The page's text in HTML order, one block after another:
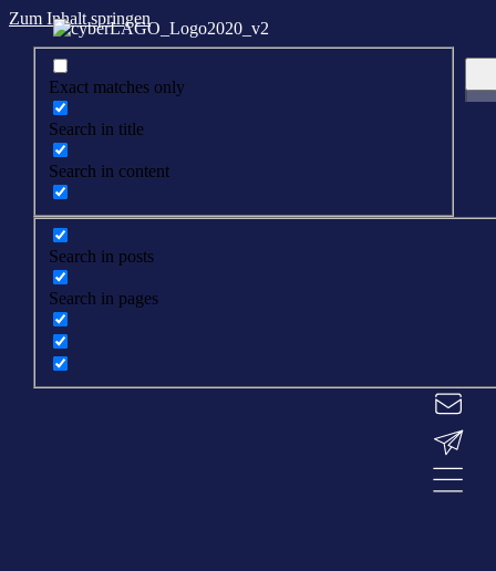
Zum Inhalt springen
Exact matches only
Search in title
Search in content
Search in posts
Search in pages